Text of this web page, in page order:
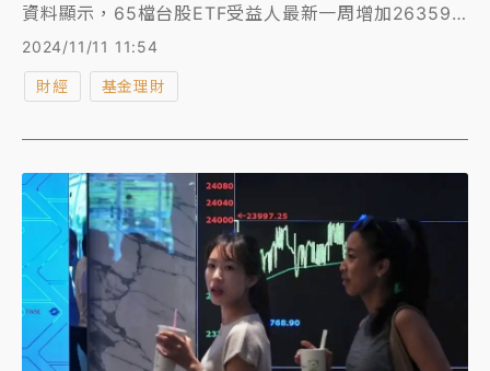
資料顯示，65檔台股ETF受益人最新一周增加26359
人，總人數突破千萬來到10019802人，其中包括
益台灣精選高息ETF三檔的人數都超過百萬；進一步觀
成立的00940元大台灣價值高息人數88.6萬最多，若
以淨增加人數來看則是00919群益台灣精選高息ETF增
加58.5萬人最具人氣。整體來看，今年來受益人增加超
過10萬人的有11檔，其中有10檔是高息型ETF，顯示出
投資人熱愛台股高息型ETF。
2024/11/11 11:54
財經 基金理財